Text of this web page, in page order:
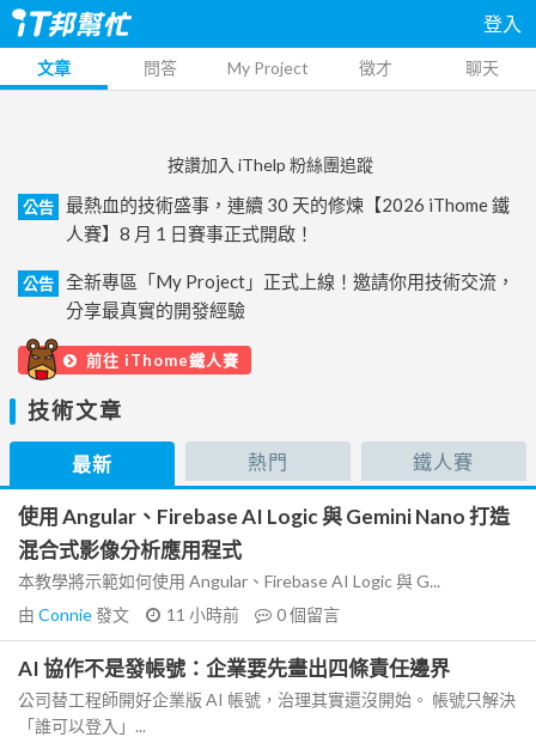
登入
文章 問答 My Project 徵才 聊天
按讚加入 iThelp 粉絲團追蹤
公告
最熱血的技術盛事，連續 30 天的修煉【2026 iThome 鐵
人賽】8 月 1 日賽事正式開啟！
公告
全新專區「My Project」正式上線！邀請你用技術交流，
分享最真實的開發經驗
前往 iThome鐵人賽
技術文章
最新 熱門 鐵人賽
使用 Angular、Firebase AI Logic 與 Gemini Nano 打造
混合式影像分析應用程式
本教學將示範如何使用 Angular、Firebase AI Logic 與 G...
由 Connie發文 11 小時前 0個留言
AI 協作不是發帳號：企業要先畫出四條責任邊界
公司替工程師開好企業版 AI 帳號，治理其實還沒開始。 帳號只解決
「誰可以登入」...